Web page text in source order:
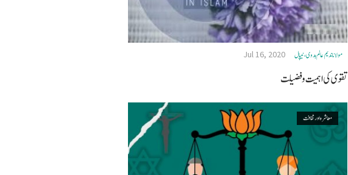
مولانا ندیم عالم ہدوی، نيپال Jul 16, 2020
تقوی کی اہمیت و فضیلت
معاشرہ اور ثقافت